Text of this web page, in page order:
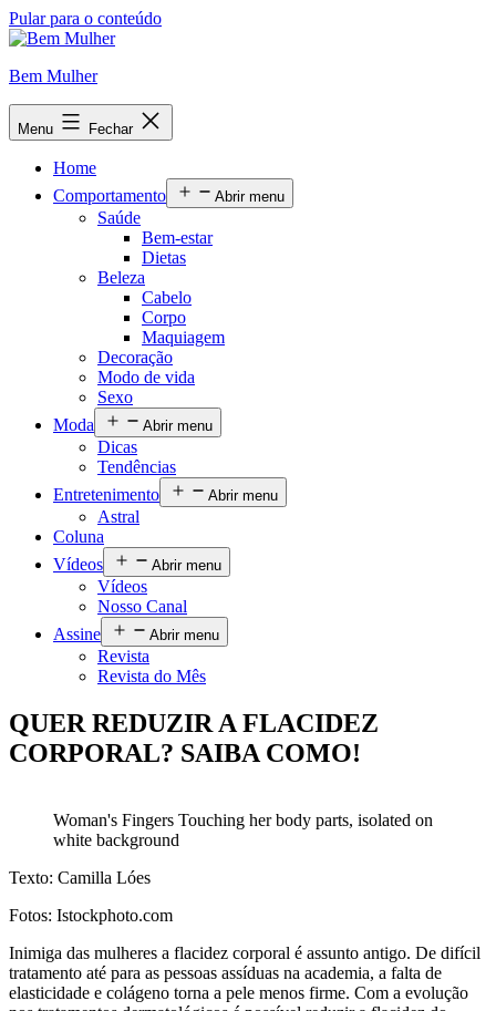
Pular para o conteúdo
Bem Mulher
Menu Fechar
Home
Comportamento
Abrir menu
Saúde
Bem-estar
Dietas
Beleza
Cabelo
Corpo
Maquiagem
Decoração
Modo de vida
Sexo
Moda
Abrir menu
Dicas
Tendências
Entretenimento
Abrir menu
Astral
Coluna
Vídeos
Abrir menu
Vídeos
Nosso Canal
Assine
Abrir menu
Revista
Revista do Mês
QUER REDUZIR A FLACIDEZ
CORPORAL? SAIBA COMO!
Woman's Fingers Touching her body parts, isolated on
white background
Texto: Camilla Lóes
Fotos: Istockphoto.com
Inimiga das mulheres a flacidez corporal é assunto antigo. De difícil
tratamento até para as pessoas assíduas na academia, a falta de
elasticidade e colágeno torna a pele menos firme. Com a evolução